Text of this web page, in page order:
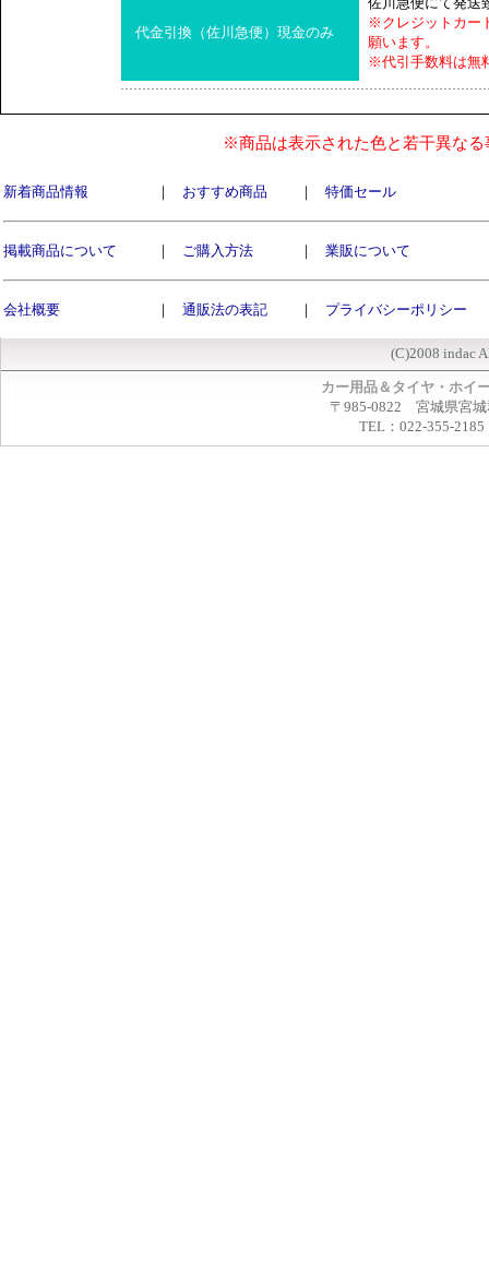
代金引換（佐川急便）現金のみ
※クレジットカー
願います。
※代引手数料は無
※商品は表示された色と若干異な
新着商品情報 ｜ おすすめ商品 ｜ 特価セール
掲載商品について ｜ ご購入方法 ｜ 業販について
会社概要 ｜ 通販法の表記 ｜ プライバシーポリシー
(C)2008 indac
カー用品＆タイヤ・ホイ
〒985-0822 宮城県宮城
TEL：022-355-